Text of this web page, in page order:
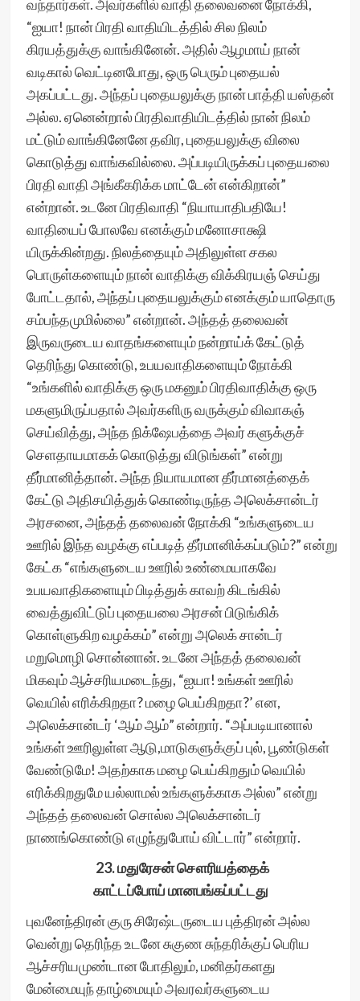
வந்தார்கள். அவர்களில் வாதி தலைவனை நோக்கி,
“ஐயா! நான் பிரதி வாதியிடத்தில் சில நிலம்
கிரயத்துக்கு வாங்கினேன். அதில் ஆழமாய் நான்
வடிகால் வெட்டினபோது, ஒரு பெரும் புதையல்
அகப்பட்டது. அந்தப் புதையலுக்கு நான் பாத்தி யஸ்தன்
அல்ல. ஏனென்றால் பிரதிவாதியிடத்தில் நான் நிலம்
மட்டும் வாங்கினேனே தவிர, புதையலுக்கு விலை
கொடுத்து வாங்கவில்லை. அப்படியிருக்கப் புதையலை
பிரதி வாதி அங்கீகரிக்க மாட்டேன் என்கிறான்”
என்றான். உடனே பிரதிவாதி “நியாயாதிபதியே!
வாதியைப் போலவே எனக்கும் மனோசாக்ஷி
யிருக்கின்றது. நிலத்தையும் அதிலுள்ள சகல
பொருள்களையும் நான் வாதிக்கு விக்கிரயஞ் செய்து
போட்டதால், அந்தப் புதையலுக்கும் எனக்கும் யாதொரு
சம்பந்தமுமில்லை” என்றான். அந்தத் தலைவன்
இருவருடைய வாதங்களையும் நன்றாய்க் கேட்டுத்
தெரிந்து கொண்டு, உபயவாதிகளையும் நோக்கி
“உங்களில் வாதிக்கு ஒரு மகனும் பிரதிவாதிக்கு ஒரு
மகளுமிருப்பதால் அவர்களிரு வருக்கும் விவாகஞ்
செய்வித்து, அந்த நிக்ஷேபத்தை அவர் களுக்குச்
செளதாயமாகக் கொடுத்து விடுங்கள்” என்று
தீர்மானித்தான். அந்த நியாயமான தீர்மானத்தைக்
கேட்டு அதிசயித்துக் கொண்டிருந்த அலெக்சான்டர்
அரசனை, அந்தத் தலைவன் நோக்கி “உங்களுடைய
ஊரில் இந்த வழக்கு எப்படித் தீர்மானிக்கப்படும்?” என்று
கேட்க “எங்களுடைய ஊரில் உண்மையாகவே
உபயவாதிகளையும் பிடித்துக் காவற் கிடங்கில்
வைத்துவிட்டுப் புதையலை அரசன் பிடுங்கிக்
கொள்ளுகிற வழக்கம்” என்று அலெக் சான்டர்
மறுமொழி சொன்னான். உடனே அந்தத் தலைவன்
மிகவும் ஆச்சரியமடைந்து, “ஐயா! உங்கள் ஊரில்
வெயில் எரிக்கிறதா? மழை பெய்கிறதா?’ என,
அலெக்சான்டர் ‘ஆம் ஆம்” என்றார். “அப்படியானால்
உங்கள் ஊரிலுள்ள ஆடு,மாடுகளுக்குப் புல், பூண்டுகள்
வேண்டுமே! அதற்காக மழை பெய்கிறதும் வெயில்
எரிக்கிறதுமே யல்லாமல் உங்களுக்காக அல்ல” என்று
அந்தத் தலைவன் சொல்ல அலெக்சான்டர்
நாணங்கொண்டு எழுந்துபோய் விட்டார்” என்றார்.
23. மதுரேசன் சௌரியத்தைக்
காட்டப்போய் மானபங்கப்பட்டது
புவனேந்திரன் குரு சிரேஷ்டருடைய புத்திரன் அல்ல
வென்று தெரிந்த உடனே சுகுண சுந்தரிக்குப் பெரிய
ஆச்சரியமுண்டான போதிலும், மனிதர்களது
மேன்மையுந் தாழ்மையும் அவரவர்களுடைய